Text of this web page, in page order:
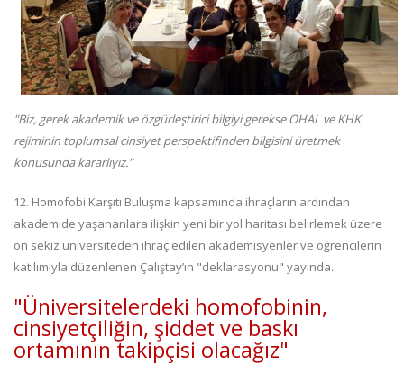
"Biz, gerek akademik ve özgürleştirici bilgiyi gerekse OHAL ve KHK
rejiminin toplumsal cinsiyet perspektifinden bilgisini üretmek
konusunda kararlıyız."
12. Homofobi Karşıtı Buluşma kapsamında ihraçların ardından
akademide yaşananlara ilişkin yeni bir yol haritası belirlemek üzere
on sekiz üniversiteden ihraç edilen akademisyenler ve öğrencilerin
katılımıyla düzenlenen Çalıştay’ın "deklarasyonu" yayında.
"Üniversitelerdeki homofobinin,
cinsiyetçiliğin, şiddet ve baskı
ortamının takipçisi olacağız"